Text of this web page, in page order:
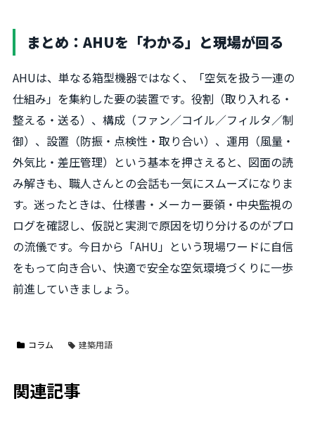
まとめ：AHUを「わかる」と現場が回る
AHUは、単なる箱型機器ではなく、「空気を扱う一連の
仕組み」を集約した要の装置です。役割（取り入れる・
整える・送る）、構成（ファン／コイル／フィルタ／制
御）、設置（防振・点検性・取り合い）、運用（風量・
外気比・差圧管理）という基本を押さえると、図面の読
み解きも、職人さんとの会話も一気にスムーズになりま
す。迷ったときは、仕様書・メーカー要領・中央監視の
ログを確認し、仮説と実測で原因を切り分けるのがプロ
の流儀です。今日から「AHU」という現場ワードに自信
をもって向き合い、快適で安全な空気環境づくりに一歩
前進していきましょう。
コラム 建築用語
関連記事